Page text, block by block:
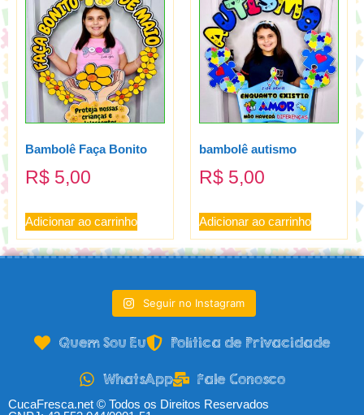
Bambolê Faça Bonito
R$ 5,00
Adicionar ao carrinho
bambolê autismo
R$ 5,00
Adicionar ao carrinho
Seguir no Instagram
Quem Sou Eu Política de Privacidade
WhatsApp Fale Conosco
CucaFresca.net © Todos os Direitos Reservados